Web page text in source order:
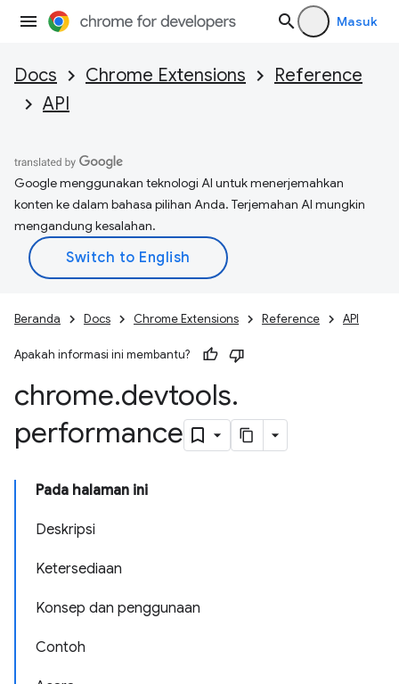
Masuk
Docs Chrome Extensions
Reference
API
Google menggunakan teknologi AI untuk menerjemahkan
konten ke dalam bahasa pilihan Anda. Terjemahan AI mungkin
mengandung kesalahan.
Beranda Docs Chrome Extensions Reference API
Apakah informasi ini membantu?
chrome.devtools.
performance
Pada halaman ini
Deskripsi
Ketersediaan
Konsep dan penggunaan
Contoh